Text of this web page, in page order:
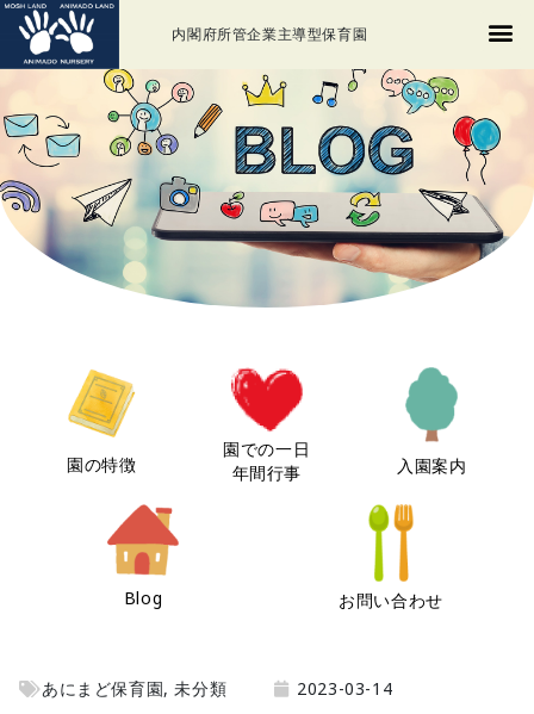
内閣府所管企業主導型保育園
園の特徴
園での一日
年間行事
入園案内
Blog お問い合わせ
あにまど保育園,未分類 2023-03-14